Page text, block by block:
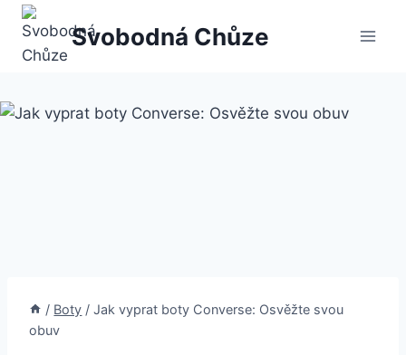
Přeskočit
obsah
Svobodná Chůze
/ Boty / Jak vyprat boty Converse: Osvěžte svou
obuv